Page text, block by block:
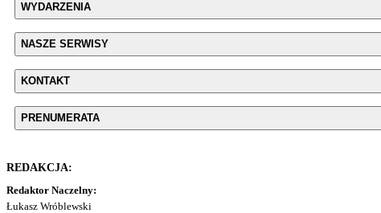
WYDARZENIA
NASZE SERWISY
KONTAKT
PRENUMERATA
REDAKCJA:
Redaktor Naczelny:
Łukasz Wróblewski